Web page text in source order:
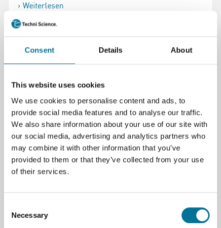
Consent Details About
This website uses cookies
We use cookies to personalise content and ads, to
provide social media features and to analyse our traffic.
We also share information about your use of our site with
our social media, advertising and analytics partners who
may combine it with other information that you’ve
provided to them or that they’ve collected from your use
of their services.
Selection
Necessary
Weiterlesen
Artikelnummer: 100580
66,34 € inkl. MwSt.
Zum Warenkorb hinzufügen
Englische Download Version mit 26 Experimenten